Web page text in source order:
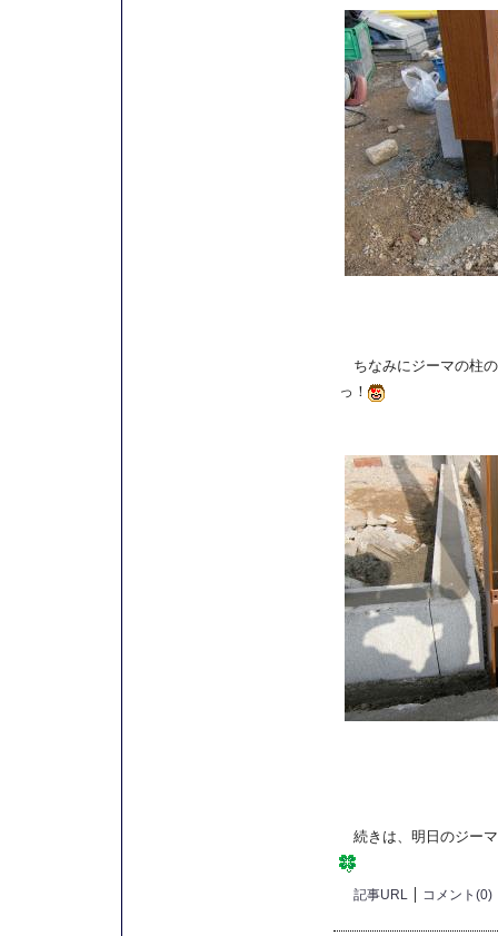
ちなみにジーマの柱
っ！
続きは、明日のジー
記事URL コメント(0)